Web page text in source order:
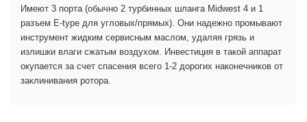
Имеют 3 порта (обычно 2 турбинных шланга Midwest 4 и 1
разъем E-type для угловых/прямых). Они надежно промывают
инструмент жидким сервисным маслом, удаляя грязь и
излишки влаги сжатым воздухом. Инвестиция в такой аппарат
окупается за счет спасения всего 1-2 дорогих наконечников от
заклинивания ротора.